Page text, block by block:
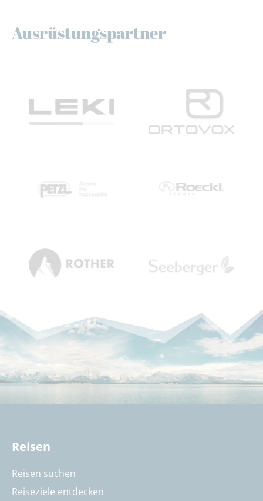
Ausrüstungspartner
Reisen
Reisen suchen
Reiseziele entdecken